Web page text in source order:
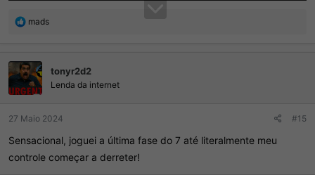
R
õ
e
s
mads
tonyr2d2
Lenda da internet
27 Maio 2024 #15
Sensacional, joguei a última fase do 7 até literalmente meu
controle começar a derreter!